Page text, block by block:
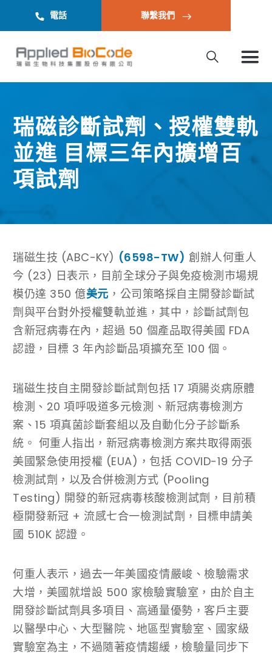
電話 聯繫我們
瑞磁診斷試劑、授權雙軌
並進 目標三年內擴增百
項試劑
瑞磁生技 (ABC-KY) (6598-TW) 創辦人何重人
今 (23) 日表示，目前全球分子與免疫檢測市場規
模仍達 350 億美元 ，公司策略採自主開發診斷試
劑與平台對外授權雙軌並進，其中，診斷試劑包
含新冠病毒在內，超過 50 個產品取得美國 FDA
認證，目標 3 年內診斷品項擴充至 100 個。
瑞磁生技自主開發診斷試劑包括 17 項腸炎病原體
檢測、20 項呼吸道多元檢測、新冠病毒檢測方
案、15 項真菌診斷套組以及自動化分子診斷系
統。 何重人指出，新冠病毒檢測方案共取得兩張
美國緊急使用授權 (EUA)，包括 COVID-19 分子
檢測試劑，以及合併檢測方式 (Pooling
Testing) 開發的新冠病毒核酸檢測試劑，目前積
極開發新冠 + 流感七合一檢測試劑，目標申請美
國 510K 認證。
何重人表示，過去一年美國疫情嚴峻、檢驗需求
大增，美國就增設 500 家檢驗實驗室，由於自主
開發診斷試劑具多項目、高通量優勢，客戶主要
以醫學中心、大型醫院、地區型實驗室、國家級
實驗室為主，不過隨著疫情趨緩，檢驗量同步下